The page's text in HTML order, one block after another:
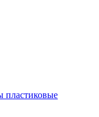
пластиковые